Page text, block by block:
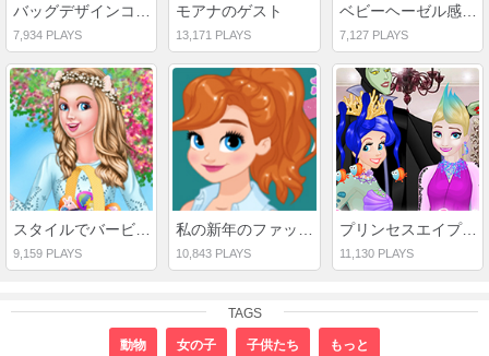
7,934 PLAYS
モアナのゲスト
13,171 PLAYS
ベビーヘーゼル感謝を与えるドレスアップ
7,127 PLAYS
スタイルでバービーイースター
9,159 PLAYS
私の新年のファッションの決意
10,843 PLAYS
プリンセスエイプリルフールヘアサロン
11,130 PLAYS
TAGS
動物 女の子 子供たち もっと